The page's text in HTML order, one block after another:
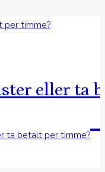
eller ta
ta betalt per timme?